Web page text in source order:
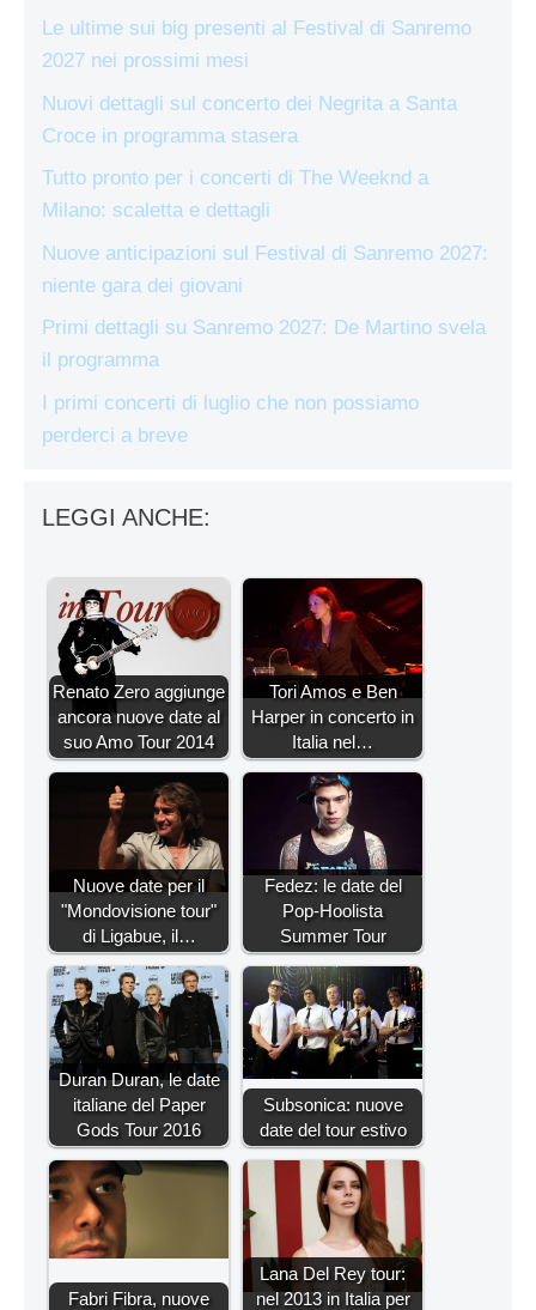
Le ultime sui big presenti al Festival di Sanremo
2027 nei prossimi mesi
Nuovi dettagli sul concerto dei Negrita a Santa
Croce in programma stasera
Tutto pronto per i concerti di The Weeknd a
Milano: scaletta e dettagli
Nuove anticipazioni sul Festival di Sanremo 2027:
niente gara dei giovani
Primi dettagli su Sanremo 2027: De Martino svela
il programma
I primi concerti di luglio che non possiamo
perderci a breve
LEGGI ANCHE:
Renato Zero aggiunge
ancora nuove date al
suo Amo Tour 2014
Tori Amos e Ben
Harper in concerto in
Italia nel…
Nuove date per il
"Mondovisione tour"
di Ligabue, il…
Fedez: le date del
Pop-Hoolista
Summer Tour
Duran Duran, le date
italiane del Paper
Gods Tour 2016
Subsonica: nuove
date del tour estivo
Fabri Fibra, nuove
Lana Del Rey tour:
nel 2013 in Italia per